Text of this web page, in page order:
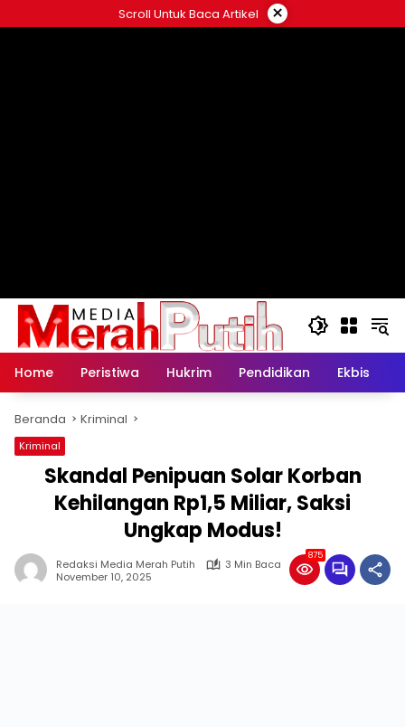
ke
Scroll Untuk Baca Artikel ×
Home Peristiwa Hukrim Pendidikan Ekbis
Beranda Kriminal
Kriminal
Skandal Penipuan Solar Korban
Kehilangan Rp1,5 Miliar, Saksi
Ungkap Modus!
Redaksi Media Merah Putih
3 Min Baca
November 10, 2025
875